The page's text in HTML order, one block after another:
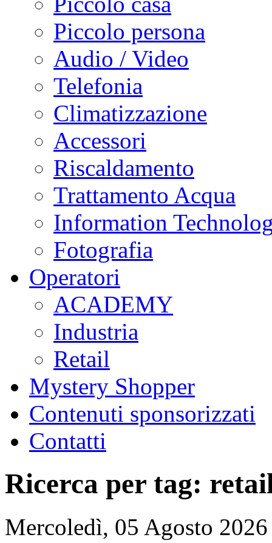
Piccolo persona
Audio / Video
Telefonia
Climatizzazione
Accessori
Riscaldamento
Trattamento Acqua
Information
Fotografia
Operatori
ACADEMY
Industria
Retail
Mystery Shopper
Contenuti sponsorizzati
Contatti
Ricerca per tag:
Mercoledì, 05 Agosto